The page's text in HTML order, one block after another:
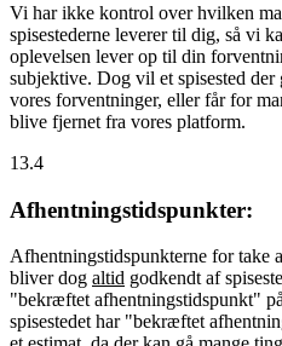
Vi har ikke kontrol over hvilken
spisestederne leverer til dig, så vi
oplevelsen lever op til din
subjektive. Dog vil et spisested
vores forventninger, eller får for
blive fjernet fra vores platform.
13.4
Afhentningstidspunkter:
Afhentningstidspunkterne for take
bliver dog altid godkendt af
"bekræftet afhentningstidspunkt"
spisestedet har "bekræftet